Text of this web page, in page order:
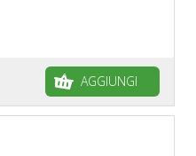
AGGIUNGI